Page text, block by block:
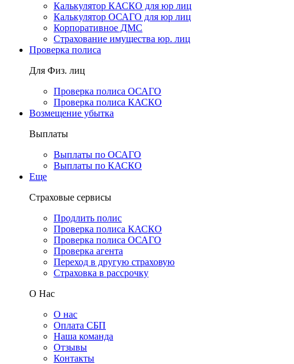
Калькулятор КАСКО для юр лиц
Калькулятор ОСАГО для юр лиц
Корпоративное ДМС
Страхование имущества юр. лиц
Проверка полиса
Для Физ. лиц
Проверка полиса ОСАГО
Проверка полиса КАСКО
Возмещение убытка
Выплаты
Выплаты по ОСАГО
Выплаты по КАСКО
Еще
Страховые сервисы
Продлить полис
Проверка полиса КАСКО
Проверка полиса ОСАГО
Проверка агента
Переход в другую страховую
Страховка в рассрочку
О Нас
О нас
Оплата СБП
Наша команда
Отзывы
Контакты